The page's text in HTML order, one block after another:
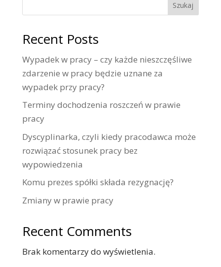
Szukaj
Recent Posts
Wypadek w pracy – czy każde nieszczęśliwe
zdarzenie w pracy będzie uznane za
wypadek przy pracy?
Terminy dochodzenia roszczeń w prawie
pracy
Dyscyplinarka, czyli kiedy pracodawca może
rozwiązać stosunek pracy bez
wypowiedzenia
Komu prezes spółki składa rezygnację?
Zmiany w prawie pracy
Recent Comments
Brak komentarzy do wyświetlenia.